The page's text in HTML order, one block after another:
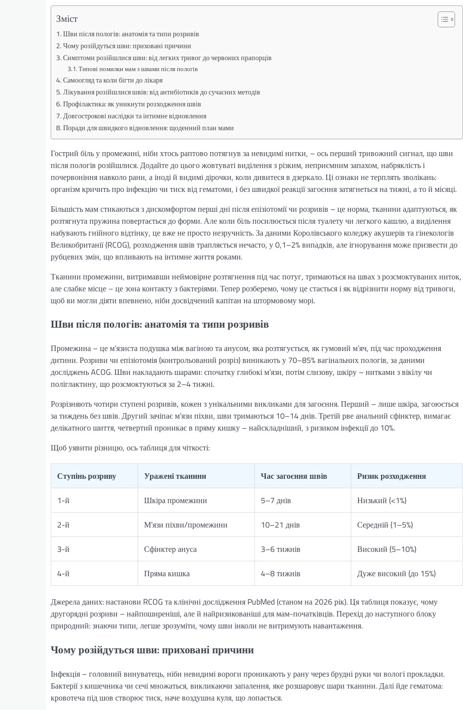
Зміст
Шви після пологів: анатомія та типи розривів
Чому розійдуться шви: приховані причини
Симптоми розійшлися шви: від легких тривог до червоних прапорців
Типові помилки мам з швами після пологів
Самоогляд та коли бігти до лікаря
Лікування розійшлися швів: від антибіотиків до сучасних методів
Профілактика: як уникнути розходження швів
Довгострокові наслідки та інтимне відновлення
Поради для швидкого відновлення: щоденний план мами
Гострий біль у промежині, ніби хтось раптово потягнув за невидимі нитки, – ось перший тривожний сигнал, що шви
після пологів розійшлися. Додайте до цього жовтуваті виділення з різким, неприємним запахом, набряклість і
почервоніння навколо рани, а іноді й видимі дірочки, коли дивитеся в дзеркало. Ці ознаки не терплять зволікань:
організм кричить про інфекцію чи тиск від гематоми, і без швидкої реакції загоєння затягнеться на тижні, а то й місяці.
Більшість мам стикаються з дискомфортом перші дні після епізіотомії чи розривів – це норма, тканини адаптуються, як
розтягнута пружина повертається до форми. Але коли біль посилюється після туалету чи легкого кашлю, а виділення
набувають гнійного відтінку, це вже не просто незручність. За даними Королівського коледжу акушерів та гінекологів
Великобританії (RCOG), розходження швів трапляється нечасто, у 0,1–2% випадків, але ігнорування може призвести до
рубцевих змін, що впливають на інтимне життя роками.
Тканини промежини, витримавши неймовірне розтягнення під час потуг, тримаються на швах з розсмоктуваних ниток,
але слабке місце – це зона контакту з бактеріями. Тепер розберемо, чому це стається і як відрізнити норму від тривоги,
щоб ви могли діяти впевнено, ніби досвідчений капітан на штормовому морі.
Шви після пологів: анатомія та типи розривів
Промежина – це м’язиста подушка між вагіною та анусом, яка розтягується, як гумовий м’яч, під час проходження
дитини. Розриви чи епізіотомія (контрольований розріз) виникають у 70–85% вагінальних пологів, за даними
досліджень ACOG. Шви накладають шарами: спочатку глибокі м’язи, потім слизову, шкіру – нитками з вікілу чи
поліглактину, що розсмоктуються за 2–4 тижні.
Розрізняють чотири ступені розривів, кожен з унікальними викликами для загоєння. Перший – лише шкіра, загоюється
за тиждень без швів. Другий зачіпає м’язи піхви, шви тримаються 10–14 днів. Третій рве анальний сфінктер, вимагає
делікатного шиття, четвертий проникає в пряму кишку – найскладніший, з ризиком інфекції до 10%.
Щоб уявити різницю, ось таблиця для чіткості:
Ступінь розриву Уражені тканини Час загоєння швів Ризик розходження
1-й Шкіра промежини 5–7 днів Низький (<1%)
2-й М’язи піхви/промежини 10–21 днів Середній (1–5%)
3-й Сфінктер ануса 3–6 тижнів Високий (5–10%)
4-й Пряма кишка 4–8 тижнів Дуже високий (до 15%)
Джерела даних: настанови RCOG та клінічні дослідження PubMed (станом на 2026 рік). Ця таблиця показує, чому
другорядні розриви – найпоширеніші, але й найризикованіші для мам-початківців. Перехід до наступного блоку
природний: знаючи типи, легше зрозуміти, чому шви інколи не витримують навантаження.
Чому розійдуться шви: приховані причини
Інфекція – головний винуватець, ніби невидимі вороги проникають у рану через брудні руки чи вологі прокладки.
Бактерії з кишечника чи сечі множаться, викликаючи запалення, яке розшаровує шари тканини. Далі йде гематома:
кровотеча під шов створює тиск, наче воздушна куля, що лопається.